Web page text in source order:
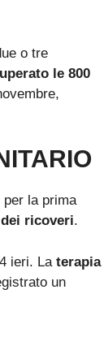
o tre
le 800
per la prima
ricoveri.
ieri. Laterapia
un